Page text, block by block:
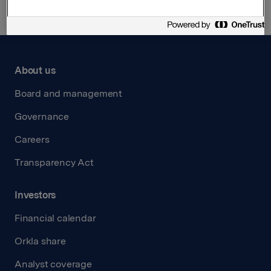
About us
Board and management
Governance
Careers
Transparency Act
Investors
Financial calendar
Orkla share
Analyst coverage